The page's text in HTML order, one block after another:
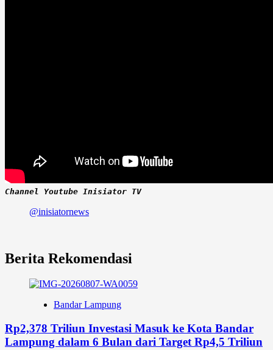
Channel Youtube Inisiator TV
@inisiatornews
Berita Rekomendasi
Bandar Lampung
Rp2,378 Triliun Investasi Masuk ke Kota Bandar
Lampung dalam 6 Bulan dari Target Rp4,5 Triliun